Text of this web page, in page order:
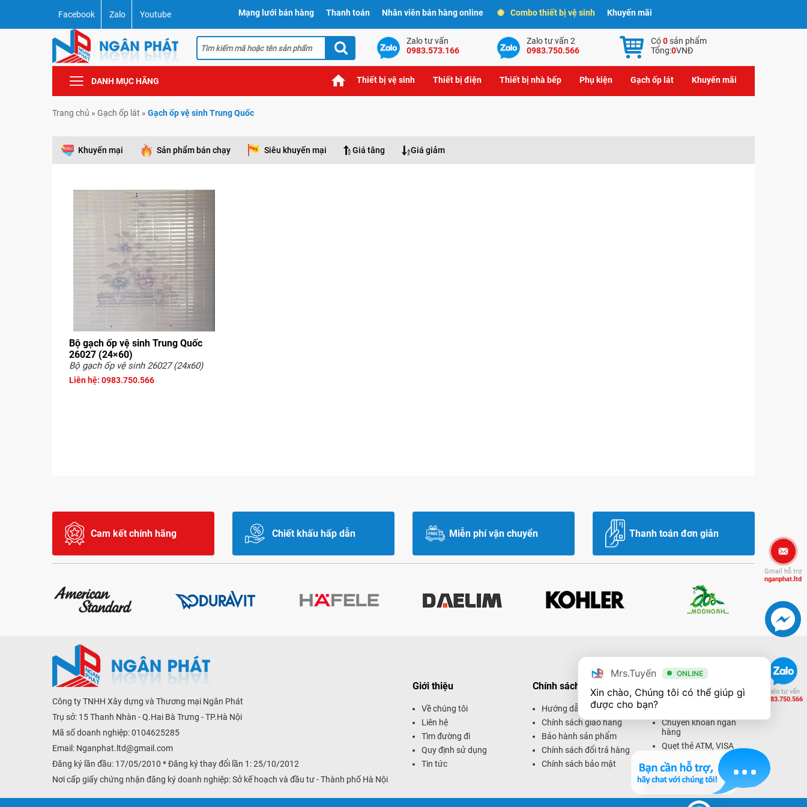
Facebook Zalo Youtube Mạng lưới bán hàng Thanh toán Nhân viên bán hàng online Combo thiết bị vệ sinh Khuyến mãi
Zalo tư vấn
0983.573.166
Zalo tư vấn 2
0983.750.566
Có0sản phẩm
Tổng:0VNĐ
DANH MỤC HÃNG Thiết bị vệ sinh Thiết bị điện Thiết bị nhà bếp Phụ kiện Gạch ốp lát Khuyến mãi
Trang chủ » Gạch ốp lát » Gạch ốp vệ sinh Trung Quốc
Khuyến mại Sản phẩm bán chạy Siêu khuyến mại Giá tăng Giá giảm
Bộ gạch ốp vệ sinh Trung Quốc
26027 (24×60)
Bộ gạch ốp vệ sinh 26027 (24x60)
Liên hệ: 0983.750.566
Cam kết chính hãng Chiết khấu hấp dẫn Miễn phí vận chuyển Thanh toán đơn giản
Công ty TNHH Xây dựng và Thương mại Ngân Phát
Trụ sở: 15 Thanh Nhàn - Q.Hai Bà Trưng - TP.Hà Nội
Mã số doanh nghiệp: 0104625285
Email: Nganphat.ltd@gmail.com
Đăng ký lần đầu: 17/05/2010 * Đăng ký thay đổi lần 1: 25/10/2012
Nơi cấp giấy chứng nhận đăng ký doanh nghiệp: Sở kế hoạch và đầu tư - Thành phố Hà Nội
Giới thiệu
Về chúng tôi
Liên hệ
Tìm đường đi
Quy định sử dụng
Tin tức
Chính sách mua hàng
Hướng dẫn mua hàng
Chính sách giao hàng
Bảo hành sản phẩm
Chính sách đổi trả hàng
Chính sách bảo mật
Hình thức thanh toán
Chuyển khoản ngân
hàng
Quẹt thẻ ATM, VISA
Thanh toán trực tuyến
Gmail hỗ trợ
nganphat.ltd
Zalo tư vấn
0983.750.566
Mrs.Tuyến ONLINE
Xin chào, Chúng tôi có thể giúp gì
được cho bạn?